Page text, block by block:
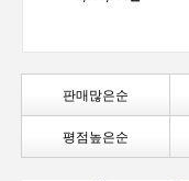
판매많은순
평점높은순